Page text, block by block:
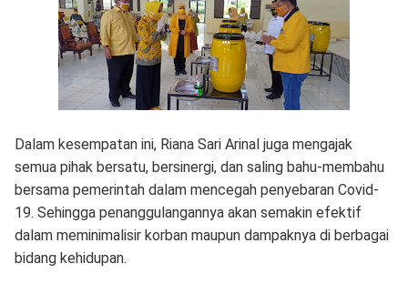
Dalam kesempatan ini, Riana Sari Arinal juga mengajak
semua pihak bersatu, bersinergi, dan saling bahu-membahu
bersama pemerintah dalam mencegah penyebaran Covid-
19. Sehingga penanggulangannya akan semakin efektif
dalam meminimalisir korban maupun dampaknya di berbagai
bidang kehidupan.